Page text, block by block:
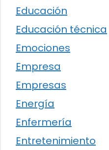
Educación
Educación técnica
Emociones
Empresa
Empresas
Energía
Enfermería
Entretenimiento